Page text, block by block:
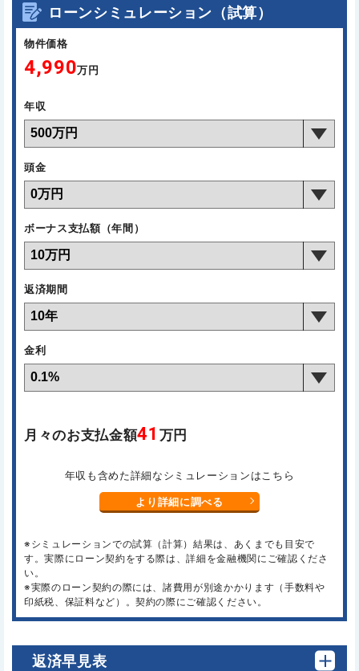
ローンシミュレーション（試算）
物件価格
4,990万円
年収
頭金
ボーナス支払額（年間）
返済期間
金利
月々のお支払金額41 万円
年収も含めた詳細なシミュレーションはこちら
より詳細に調べる
※シミュレーションでの試算（計算）結果は、あくまでも目安で
す。実際にローン契約をする際は、詳細を金融機関にご確認くださ
い。
※実際のローン契約の際には、諸費用が別途かかります（手数料や
印紙税、保証料など）。契約の際にご確認ください。
返済早見表